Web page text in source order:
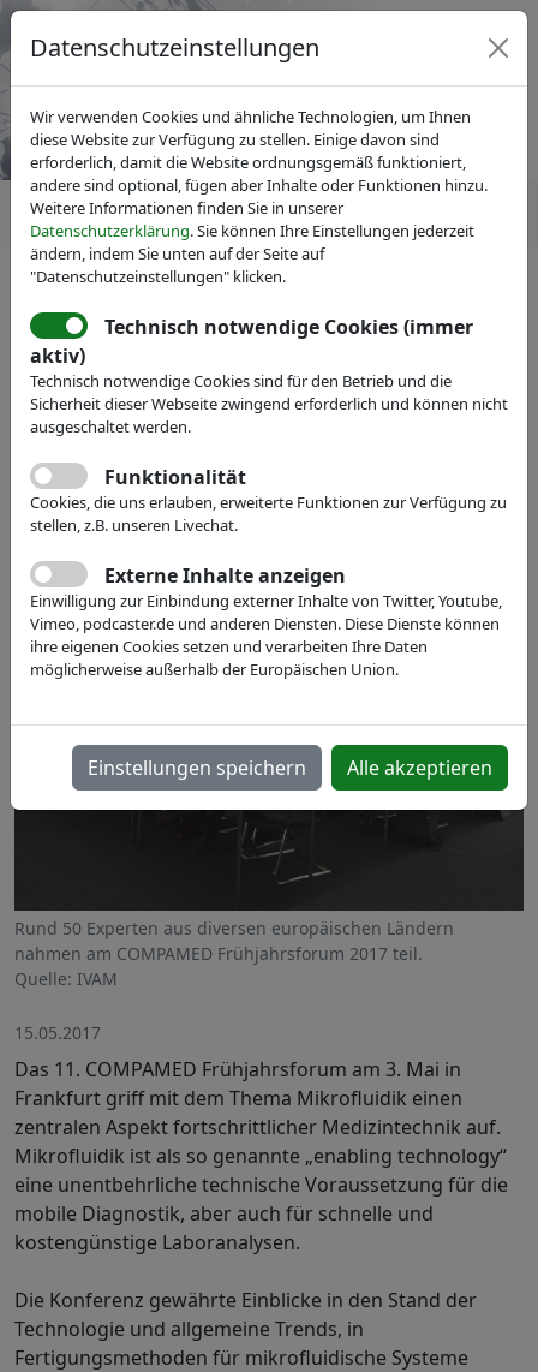
IVAM Fachverband für Mikrotechnik
Pressemitteilungen
11. COMPAMED
Frühjahrsforum: Mikrofluidik
ist Basis für innovative
Medizintechnik
Rund 50 Experten aus diversen europäischen Ländern
nahmen am COMPAMED Frühjahrsforum 2017 teil.
Quelle: IVAM
15.05.2017
Das 11. COMPAMED Frühjahrsforum am 3. Mai in
Frankfurt griff mit dem Thema Mikrofluidik einen
zentralen Aspekt fortschrittlicher Medizintechnik auf.
Mikrofluidik ist als so genannte „enabling technology“
eine unentbehrliche technische Voraussetzung für die
mobile Diagnostik, aber auch für schnelle und
kostengünstige Laboranalysen.
Die Konferenz gewährte Einblicke in den Stand der
Technologie und allgemeine Trends, in
Fertigungsmethoden für mikrofluidische Systeme
Datenschutzeinstellungen
Wir verwenden Cookies und ähnliche Technologien, um Ihnen
diese Website zur Verfügung zu stellen. Einige davon sind
erforderlich, damit die Website ordnungsgemäß funktioniert,
andere sind optional, fügen aber Inhalte oder Funktionen hinzu.
Weitere Informationen finden Sie in unserer
Datenschutzerklärung. Sie können Ihre Einstellungen jederzeit
ändern, indem Sie unten auf der Seite auf
"Datenschutzeinstellungen" klicken.
Technisch notwendige Cookies (immer
aktiv)
Technisch notwendige Cookies sind für den Betrieb und die
Sicherheit dieser Webseite zwingend erforderlich und können nicht
ausgeschaltet werden.
Funktionalität
Cookies, die uns erlauben, erweiterte Funktionen zur Verfügung zu
stellen, z.B. unseren Livechat.
Externe Inhalte anzeigen
Einwilligung zur Einbindung externer Inhalte von Twitter, Youtube,
Vimeo, podcaster.de und anderen Diensten. Diese Dienste können
ihre eigenen Cookies setzen und verarbeiten Ihre Daten
möglicherweise außerhalb der Europäischen Union.
Einstellungen speichern Alle akzeptieren